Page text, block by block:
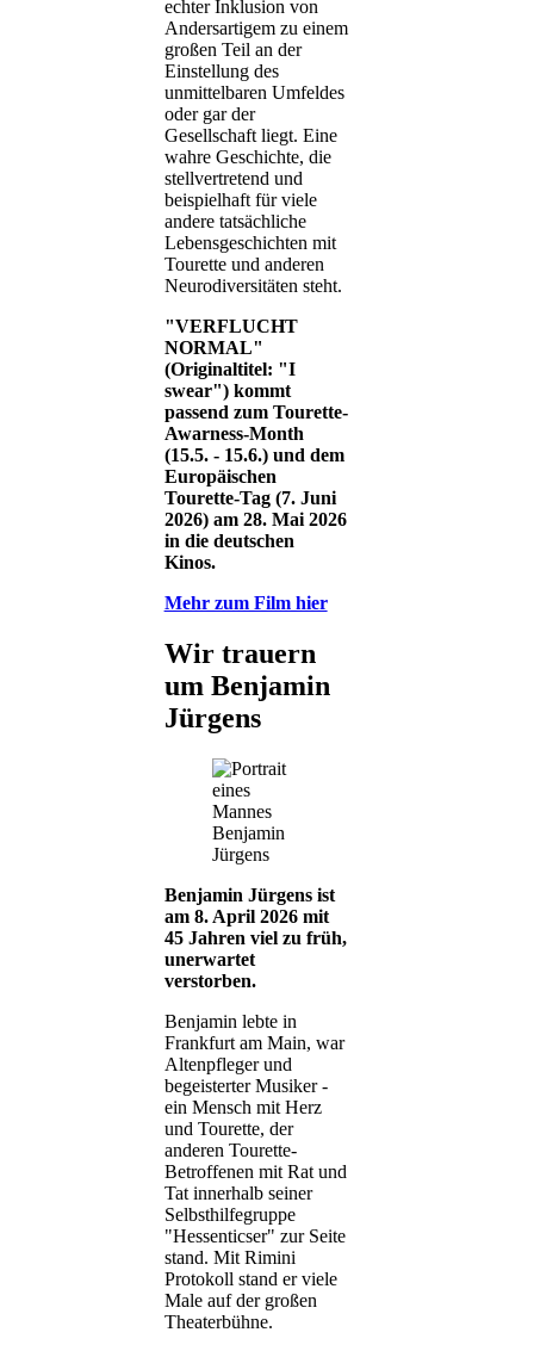
echter Inklusion von
Andersartigem zu einem
großen Teil an der
Einstellung des
unmittelbaren Umfeldes
oder gar der
Gesellschaft liegt. Eine
wahre Geschichte, die
stellvertretend und
beispielhaft für viele
andere tatsächliche
Lebensgeschichten mit
Tourette und anderen
Neurodiversitäten steht.
"VERFLUCHT
NORMAL"
(Originaltitel: "I
swear") kommt
passend zum Tourette-
Awarness-Month
(15.5. - 15.6.) und dem
Europäischen
Tourette-Tag (7. Juni
2026) am 28. Mai 2026
in die deutschen
Kinos.
Mehr zum Film hier
Wir trauern
um Benjamin
Jürgens
Benjamin
Jürgens
Benjamin Jürgens ist
am 8. April 2026 mit
45 Jahren viel zu früh,
unerwartet
verstorben.
Benjamin lebte in
Frankfurt am Main, war
Altenpfleger und
begeisterter Musiker -
ein Mensch mit Herz
und Tourette, der
anderen Tourette-
Betroffenen mit Rat und
Tat innerhalb seiner
Selbsthilfegruppe
"Hessenticser" zur Seite
stand. Mit Rimini
Protokoll stand er viele
Male auf der großen
Theaterbühne.